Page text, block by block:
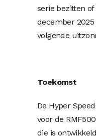
serie bezitten of
december
volgende
Toekomst
De Hyper
voor de
die is